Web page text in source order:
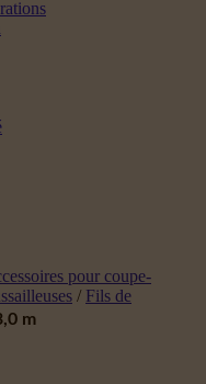
pour coupe-
/ Fils de
m